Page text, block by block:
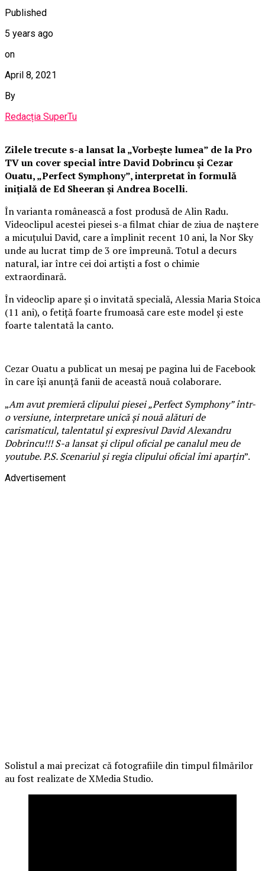
Published
5 years ago
on
April 8, 2021
By
Redacția SuperTu
Zilele trecute s-a lansat la „Vorbește lumea” de la Pro
TV un cover special între David Dobrincu și Cezar
Ouatu, „Perfect Symphony”, interpretat în formulă
inițială de Ed Sheeran și Andrea Bocelli.
În varianta românească a fost produsă de Alin Radu.
Videoclipul acestei piesei s-a filmat chiar de ziua de naștere
a micuțului David, care a împlinit recent 10 ani, la Nor Sky
unde au lucrat timp de 3 ore împreună. Totul a decurs
natural, iar între cei doi artiști a fost o chimie
extraordinară.
În videoclip apare și o invitată specială, Alessia Maria Stoica
(11 ani), o fetiță foarte frumoasă care este model și este
foarte talentată la canto.
Cezar Ouatu a publicat un mesaj pe pagina lui de Facebook
în care își anunță fanii de această nouă colaborare.
„Am avut premieră clipului piesei „Perfect Symphony” într-
o versiune, interpretare unică și nouă alături de
carismaticul, talentatul și expresivul David Alexandru
Dobrincu!!! S-a lansat și clipul oficial pe canalul meu de
youtube. P.S. Scenariul și regia clipului oficial îmi aparțin”.
Advertisement
Solistul a mai precizat că fotografiile din timpul filmărilor
au fost realizate de XMedia Studio.